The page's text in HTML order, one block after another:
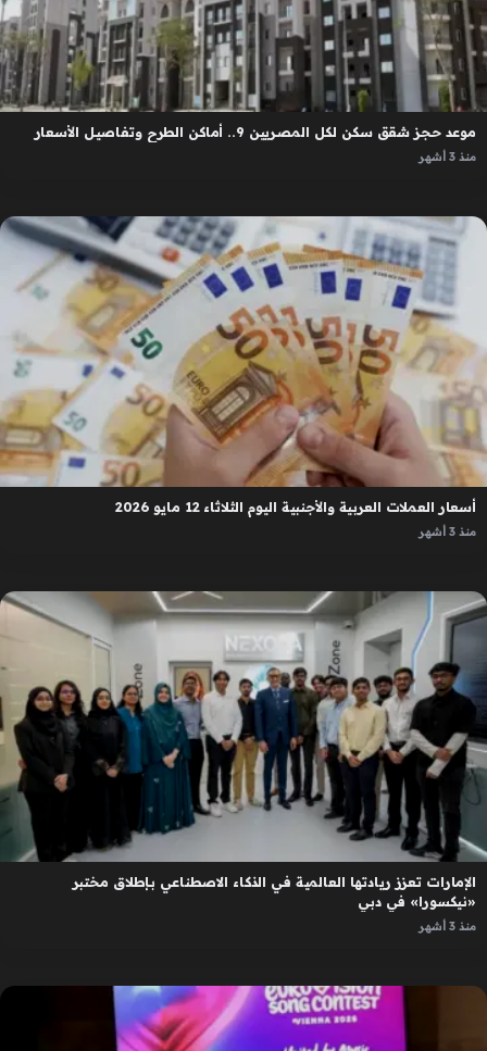
موعد حجز شقق سكن لكل المصريين 9.. أماكن الطرح وتفاصيل الأسعار
منذ 3 أشهر
أسعار العملات العربية والأجنبية اليوم الثلاثاء 12 مايو 2026
منذ 3 أشهر
الإمارات تعزز ريادتها العالمية في الذكاء الاصطناعي بإطلاق مختبر
«نيكسورا» في دبي
منذ 3 أشهر